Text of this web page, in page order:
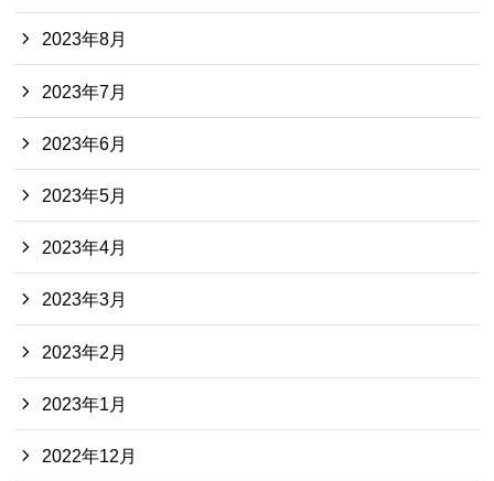
2023年8月
2023年7月
2023年6月
2023年5月
2023年4月
2023年3月
2023年2月
2023年1月
2022年12月